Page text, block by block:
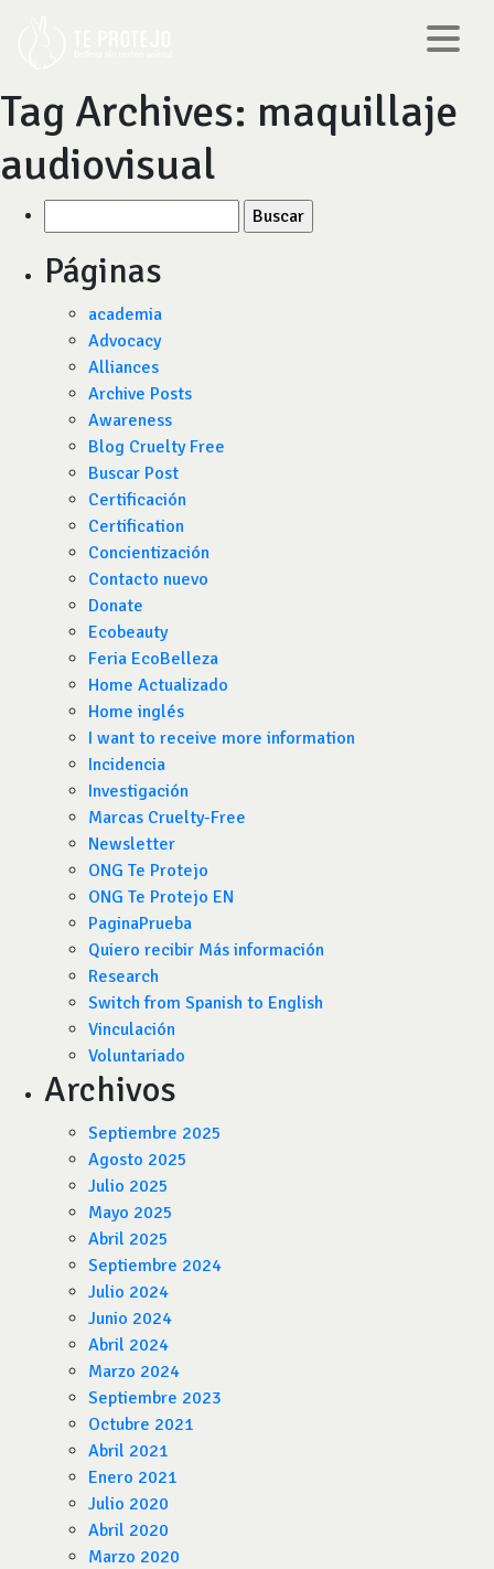
Tag Archives: maquillaje
audiovisual
por:
Páginas
academia
Advocacy
Alliances
Archive Posts
Awareness
Blog Cruelty Free
Buscar Post
Certificación
Certification
Concientización
Contacto nuevo
Donate
Ecobeauty
Feria EcoBelleza
Home Actualizado
Home inglés
I want to receive more information
Incidencia
Investigación
Marcas Cruelty-Free
Newsletter
ONG Te Protejo
ONG Te Protejo EN
PaginaPrueba
Quiero recibir Más información
Research
Switch from Spanish to English
Vinculación
Voluntariado
Archivos
Septiembre 2025
Agosto 2025
Julio 2025
Mayo 2025
Abril 2025
Septiembre 2024
Julio 2024
Junio 2024
Abril 2024
Marzo 2024
Septiembre 2023
Octubre 2021
Abril 2021
Enero 2021
Julio 2020
Abril 2020
Marzo 2020